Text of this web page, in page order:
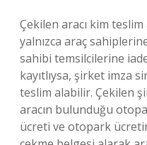
Çekilen aracı kim
yalnızca araç
sahibi temsilcilerine
kayıtlıysa, şirket imza
teslim alabilir. Çekilen
aracın bulunduğu
ücreti ve otopark